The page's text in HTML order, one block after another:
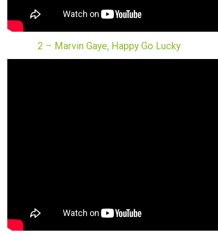
2 – Marvin Gaye, Happy Go Lucky